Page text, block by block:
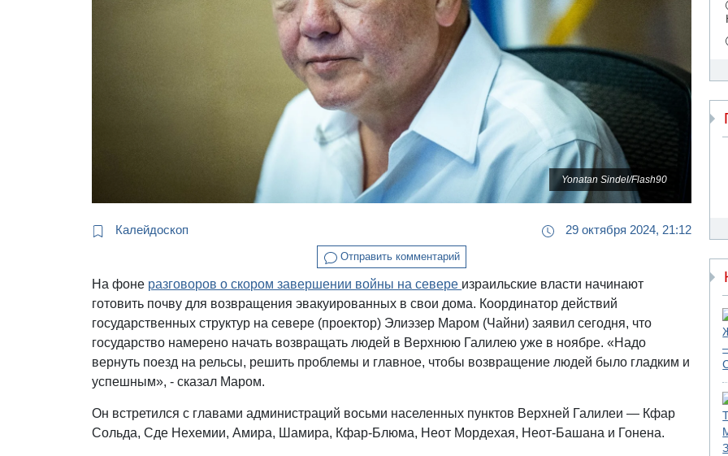
Yonatan Sindel/Flash90
Калейдоскоп 29 октября 2024, 21:12
Отправить комментарий
На фоне разговоров о скором завершении войны на севере израильские власти начинают
готовить почву для возвращения эвакуированных в свои дома. Координатор действий
государственных структур на севере (проектор) Элиэзер Маром (Чайни) заявил сегодня, что
государство намерено начать возвращать людей в Верхнюю Галилею уже в ноябре. «Надо
вернуть поезд на рельсы, решить проблемы и главное, чтобы возвращение людей было гладким и
успешным», - сказал Маром.
Он встретился с главами администраций восьми населенных пунктов Верхней Галилеи — Кфар
Сольда, Сде Нехемии, Амира, Шамира, Кфар-Блюма, Неот Мордехая, Неот-Башана и Гонена.